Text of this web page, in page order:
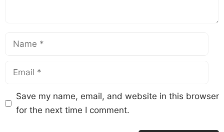
Save my name, email, and website in this browser
for the next time I comment.